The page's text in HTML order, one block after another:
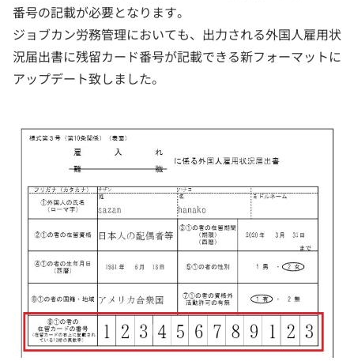
番号の記載が必要となります。
ジョブカン労務管理においても、出力される外国人雇用状
況届出書に残留カード番号が記載できる新フォーマットに
アップデート致しました。